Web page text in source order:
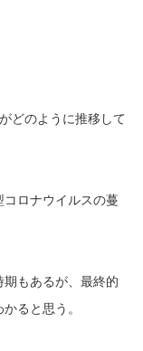
どのように推移して
コロナウイルスの蔓
もあるが、最終的
ると思う。